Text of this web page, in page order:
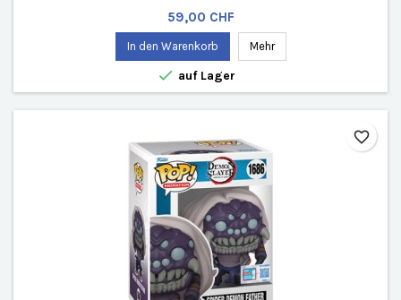
Preis
59,00 CHF
In den Warenkorb Mehr
 auf Lager
favorite_border